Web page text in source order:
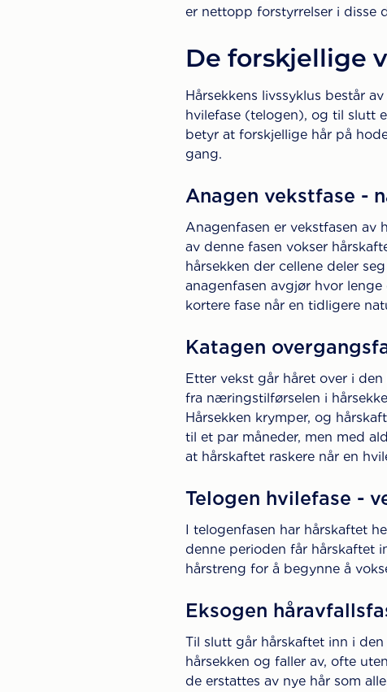
er nettopp forstyrrelser i disse
De forskjellige
Hårsekkens livssyklus består
hvilefase (telogen), og til slutt
betyr at forskjellige hår på
gang.
Anagen vekstfase -
Anagenfasen er vekstfasen av
av denne fasen vokser
hårsekken der cellene deler
anagenfasen avgjør hvor
kortere fase når en tidligere
Katagen
Etter vekst går håret over i
fra næringstilførselen i
Hårsekken krymper, og
til et par måneder, men med
at hårskaftet raskere når en
Telogen hvilefase -
I telogenfasen har hårskaftet
denne perioden får hårskaftet
hårstreng for å begynne å
Eksogen
Til slutt går hårskaftet inn i den
hårsekken og faller av, ofte
de erstattes av nye hår som